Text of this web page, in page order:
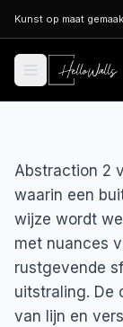
Ga naar
Kunst op maat
Abstraction 2
waarin een
wijze wordt
met nuances
rustgevende
uitstraling. De
van lijn en